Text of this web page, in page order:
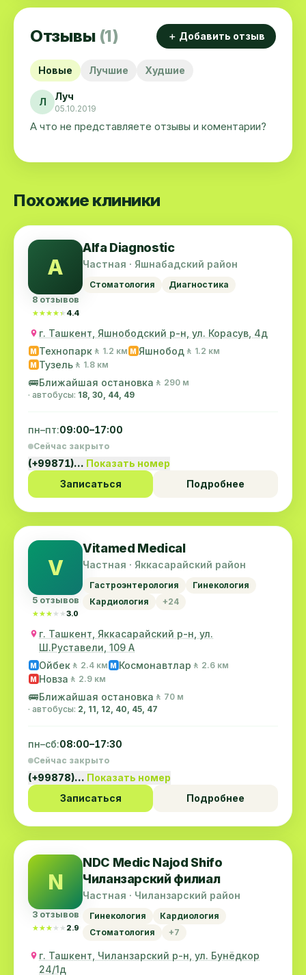
Отзывы (1) ＋ Добавить отзыв
Новые Лучшие Худшие
Л Луч
05.10.2019
А что не представляете отзывы и коментарии?
Похожие клиники
A
8 отзывов
★★★★★
★★★★★ 4.4
Alfa Diagnostic
Частная · Яшнабадский район
Стоматология Диагностика
г. Ташкент, Яшнободский р-н, ул. Корасув, 4д
M Технопарк 🚶 1.2 км M Яшнобод 🚶 1.2 км
M Тузель 🚶 1.8 км
🚌Ближайшая остановка 🚶 290 м
· автобусы: 18, 30, 44, 49
пн–пт:09:00–17:00
Сейчас закрыто
(+99871)… Показать номер
Записаться
Подробнее
V
5 отзывов
★★★★★
★★★★★3.0
Vitamed Medical
Частная · Яккасарайский район
Гастроэнтерология
Гинекология
Кардиология
+24
г. Ташкент, Яккасарайский р-н, ул.
Ш.Руставели, 109 А
M Ойбек 🚶 2.4 км M Космонавтлар 🚶 2.6 км
M Новза 🚶 2.9 км
🚌Ближайшая остановка 🚶 70 м
· автобусы: 2, 11, 12, 40, 45, 47
пн–сб:08:00–17:30
Сейчас закрыто
(+99878)… Показать номер
Записаться
Подробнее
N
3 отзывов
★★★★★
★★★★★ 2.9
NDC Medic Najod Shifo
Чиланзарский филиал
Частная · Чиланзарский район
Гинекология
Кардиология
Стоматология
+7
г. Ташкент, Чиланзарский р-н, ул. Бунёдкор
24/1д